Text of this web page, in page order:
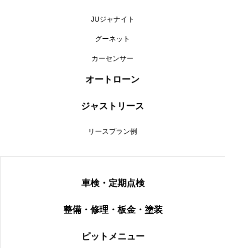
JUジャナイト
グーネット
カーセンサー
オートローン
ジャストリース
リースプラン例
車検・定期点検
整備・修理・板金・塗装
ピットメニュー